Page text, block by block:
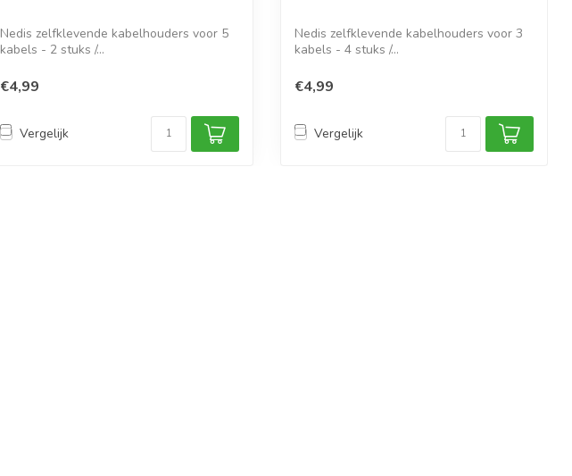
Nedis zelfklevende kabelhouders voor 5
kabels - 2 stuks /...
€4,99
Vergelijk
Nedis zelfklevende kabelhouders voor 3
kabels - 4 stuks /...
€4,99
Vergelijk